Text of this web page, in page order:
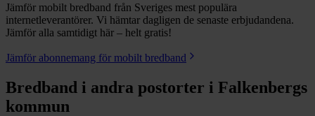
Jämför mobilt bredband från Sveriges mest populära
internetleverantörer. Vi hämtar dagligen de senaste erbjudandena.
Jämför alla samtidigt här – helt gratis!
Jämför abonnemang för mobilt bredband
Bredband i andra postorter i Falkenbergs
kommun